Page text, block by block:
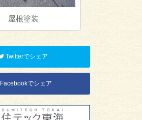
屋根塗装 防水工事
Twitterでシェア
Facebookでシェア